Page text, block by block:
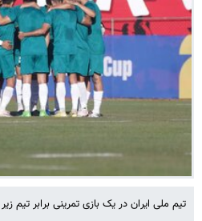
تیم ملی ایران در یک بازی تمرینی برابر تیم زیر ٢١ سال باشگاه تیخوانا پیروز شد.